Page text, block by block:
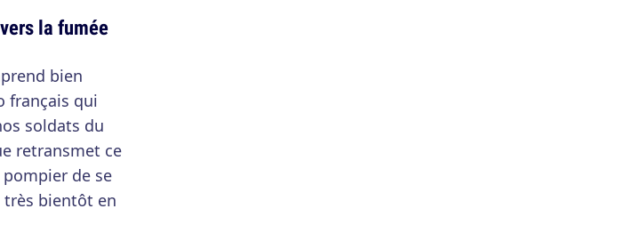
la fumée
bien
français qui
soldats du
retransmet ce
de se
très bientôt en